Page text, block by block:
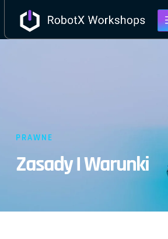
PRAWNE
Zasady I Warunki